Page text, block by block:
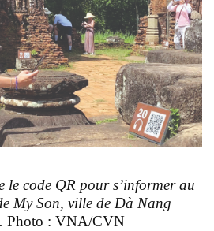
le code QR pour s’informer au
My Son, ville de Dà Nang
Photo : VNA/CVN